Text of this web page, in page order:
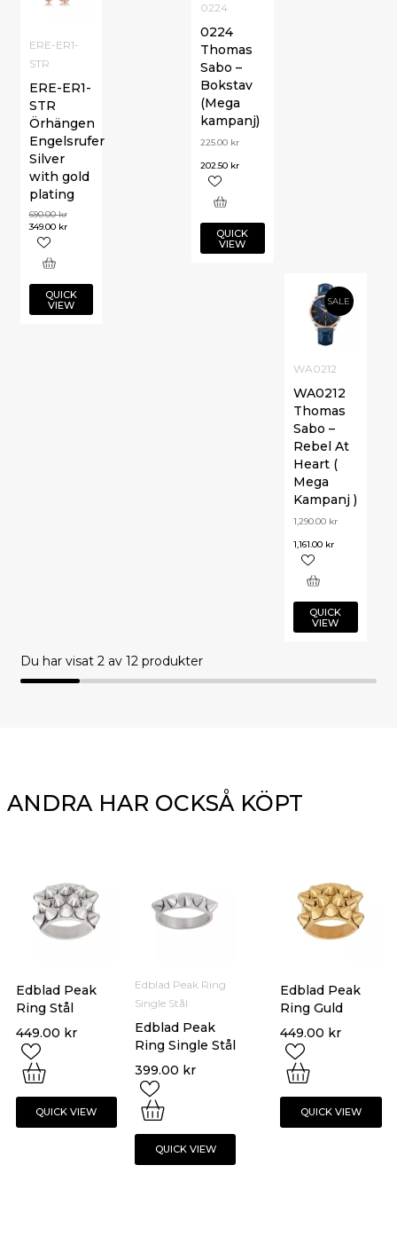
0224
0224
Thomas
Sabo –
Bokstav
(Mega
kampanj)
225.00 kr
202.50 kr
QUICK
VIEW
ERE-ER1-
STR
ERE-ER1-
STR
Örhängen
Engelsrufer
Silver
with gold
plating
690.00kr
349.00 kr
QUICK
VIEW
SALE
WA0212
WA0212
Thomas
Sabo –
Rebel At
Heart (
Mega
Kampanj )
1,290.00 kr
1,161.00 kr
QUICK
VIEW
Du har visat 2av 12 produkter
ANDRA HAR OCKSÅ KÖPT
Edblad Peak
Ring Stål
449.00 kr
QUICK VIEW
Edblad Peak
Ring Guld
449.00 kr
QUICK VIEW
Edblad Peak Ring
Single Stål
Edblad Peak
Ring Single Stål
399.00 kr
QUICK VIEW